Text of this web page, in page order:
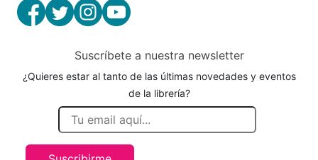
Suscríbete a nuestra newsletter
¿Quieres estar al tanto de las últimas novedades y eventos
de la librería?